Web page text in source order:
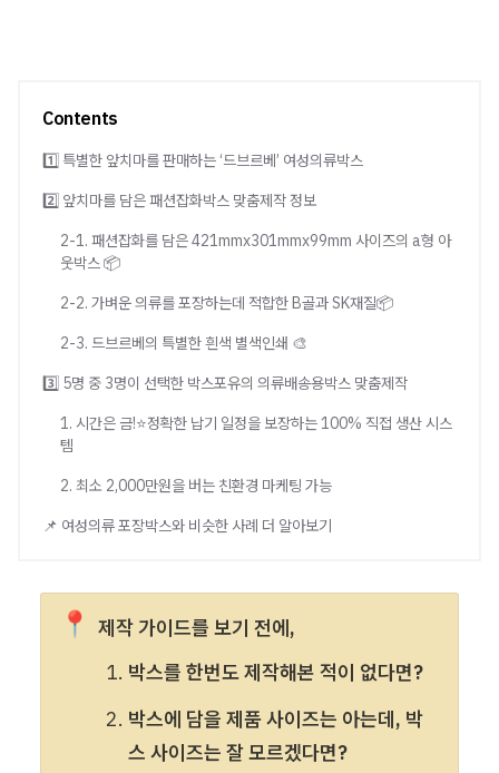
Contents
1️⃣ 특별한 앞치마를 판매하는 ‘드브르베’ 여성의류박스
2️⃣ 앞치마를 담은 패션잡화박스 맞춤제작 정보
2-1. 패션잡화를 담은 421mmx301mmx99mm 사이즈의 a형 아
웃박스 📦
2-2. 가벼운 의류를 포장하는데 적합한 B골과 SK재질📦
2-3. 드브르베의 특별한 흰색 별색인쇄 🎨
3️⃣ 5명 중 3명이 선택한 박스포유의 의류배송용박스 맞춤제작
1. 시간은 금!⭐정확한 납기 일정을 보장하는 100% 직접 생산 시스
템
2. 최소 2,000만원을 버는 친환경 마케팅 가능
📌 여성의류 포장박스와 비슷한 사례 더 알아보기
📍
제작 가이드를 보기 전에,
박스를 한번도 제작해본 적이 없다면?
박스에 담을 제품 사이즈는 아는데, 박
스 사이즈는 잘 모르겠다면?